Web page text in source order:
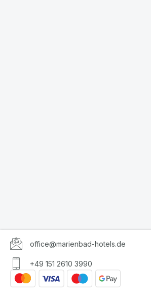
office@marienbad-hotels.de
+49 151 2610 3990